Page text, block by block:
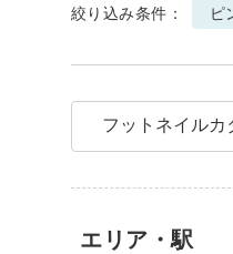
絞り込み条件： ピ
フットネイルカ
エリア・駅